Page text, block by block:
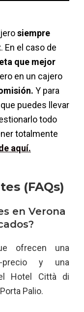
siempre
. En el caso de
que mejor
en un cajero
Y para
puedes llevar
todo
totalmente
aquí.
(FAQs)
en Verona
ofrecen una
precio y una
Hotel Città di
Palio.